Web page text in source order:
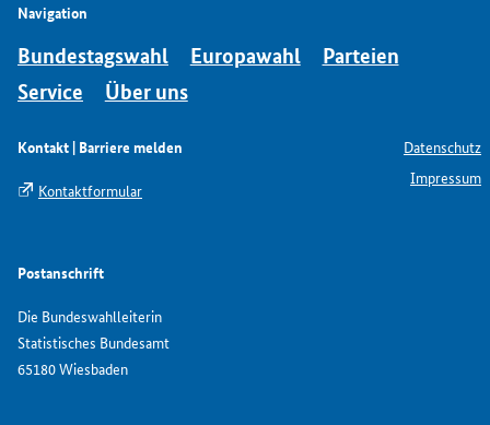
Navigation
Bundestagswahl Europawahl
Parteien
Service
Über uns
Kontakt | Barriere melden
Kontaktformular
Postanschrift
Die Bundeswahlleiterin
Statistisches Bundesamt
65180 Wiesbaden
Datenschutz
Impressum